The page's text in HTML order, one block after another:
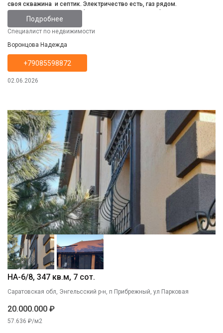
своя скважина и септик. Электричество есть, газ рядом.
Установленны два котла (газовый и электрический), лестница, крыша
утеплена. До Волги 10 минут.
Подробнее
Специалист по недвижимости
Воронцова Надежда
+79085598872
02.06.2026
НА-6/8, 347 кв.м, 7 сот.
Саратовская обл, Энгельсский р-н, п Прибрежный, ул Парковая
20.000.000 ₽
57.636 ₽/м2